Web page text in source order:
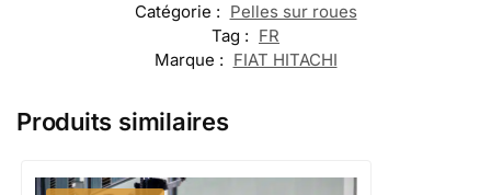
Catégorie : Pelles sur roues
Tag : FR
Marque : FIAT HITACHI
Produits similaires